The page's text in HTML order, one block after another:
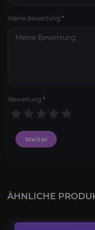
Meine Bewertung *
Bewertung *
Weiter
ÄHNLICHE
Exotische